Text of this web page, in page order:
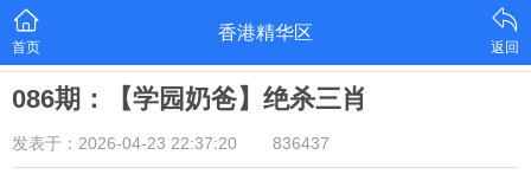
首页
香港精华区
返回
086期：【学园奶爸】绝杀三肖
发表于：2026-04-23 22:37:20 836437